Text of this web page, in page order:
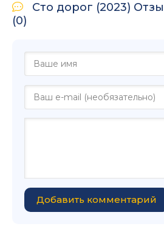
Сто дорог (2023)
(0)
Добавить комментарий